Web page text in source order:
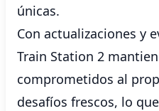
únicas.
Con actualizaciones y
Train Station 2
comprometidos al
desafíos frescos, lo